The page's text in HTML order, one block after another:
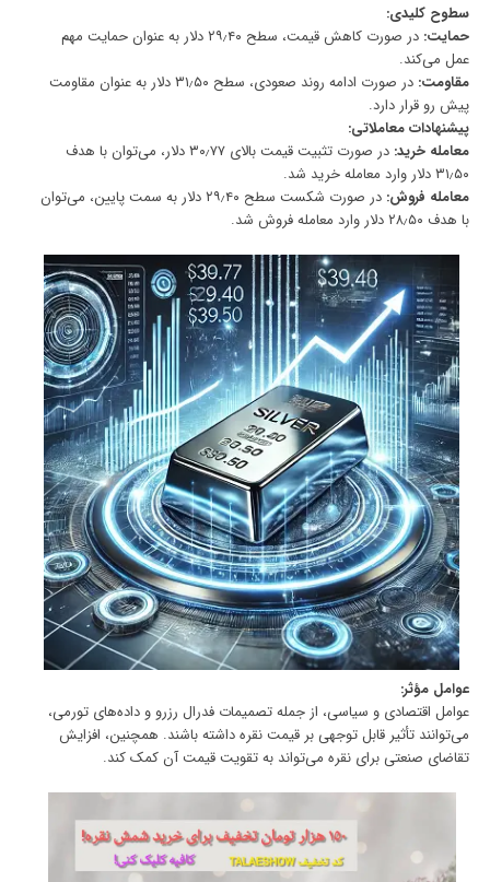
سطوح کلیدی:
حمایت:
در صورت کاهش قیمت، سطح ۲۹٫۴۰ دلار به عنوان حمایت مهم
عمل می‌کند.
مقاومت:
در صورت ادامه روند صعودی، سطح ۳۱٫۵۰ دلار به عنوان مقاومت
پیش رو قرار دارد.
پیشنهادات معاملاتی:
معامله خرید:
در صورت تثبیت قیمت بالای ۳۰٫۷۷ دلار، می‌توان با هدف
۳۱٫۵۰ دلار وارد معامله خرید شد.
معامله فروش:
در صورت شکست سطح ۲۹٫۴۰ دلار به سمت پایین، می‌توان
با هدف ۲۸٫۵۰ دلار وارد معامله فروش شد.
عوامل مؤثر:
عوامل اقتصادی و سیاسی، از جمله تصمیمات فدرال رزرو و داده‌های تورمی،
می‌توانند تأثیر قابل توجهی بر قیمت نقره داشته باشند. همچنین، افزایش
تقاضای صنعتی برای نقره می‌تواند به تقویت قیمت آن کمک کند.